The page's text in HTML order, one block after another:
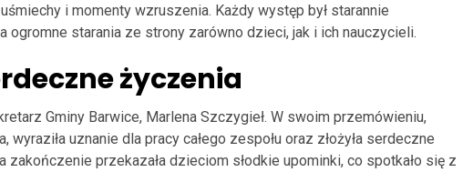
i momenty wzruszenia. Każdy występ był starannie
ogromne starania ze strony zarówno dzieci, jak i ich nauczycieli.
życzenia
Gminy Barwice, Marlena Szczygieł. W swoim przemówieniu,
uznanie dla pracy całego zespołu oraz złożyła serdeczne
przekazała dzieciom słodkie upominki, co spotkało się z